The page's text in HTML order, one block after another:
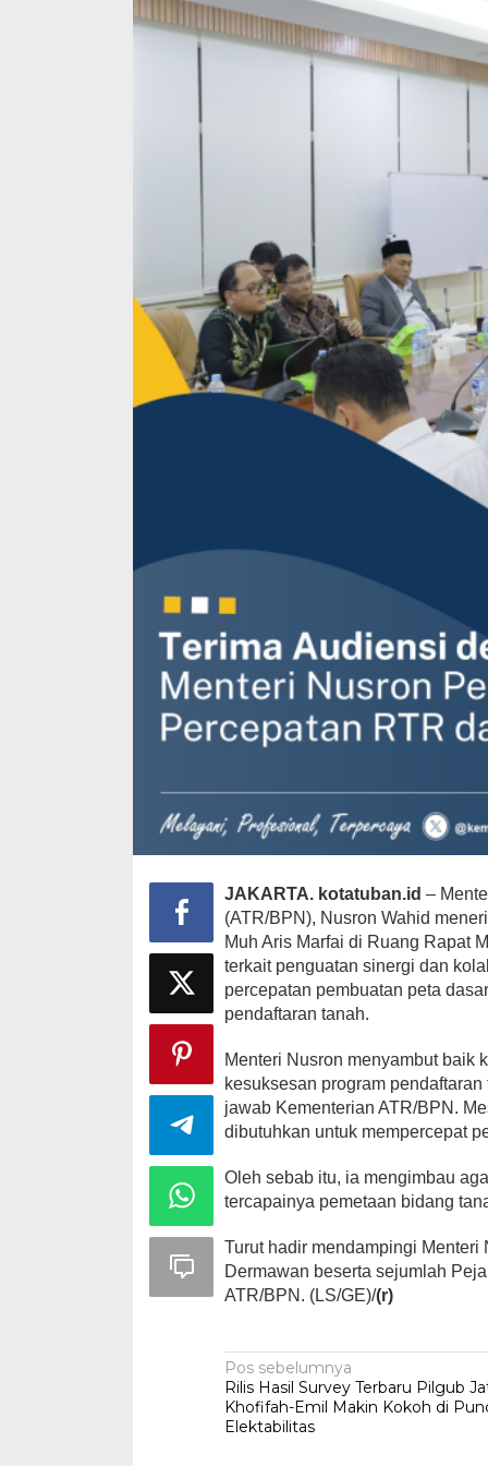
JAKARTA. kotatuban.id –
(ATR/BPN), Nusron Wahid
Muh Aris Marfai di Ruang Rapat
terkait penguatan sinergi dan
percepatan pembuatan peta
pendaftaran tanah.
Menteri Nusron menyambut baik
kesuksesan program
jawab Kementerian ATR/BPN.
dibutuhkan untuk mempercepat
Oleh sebab itu, ia mengimbau
tercapainya pemetaan bidang
Turut hadir mendampingi Menteri
Dermawan beserta sejumlah
ATR/BPN. (LS/GE)/(r)
Navigasi
pos
Pos sebelumnya
Rilis Hasil Survey Terbaru Pilgub
Khofifah-Emil Makin Kokoh di
Elektabilitas